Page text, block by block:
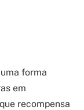
forma
em
recompensa